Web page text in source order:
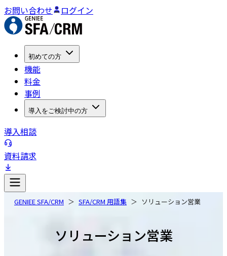
お問い合わせ ログイン
初めての方
機能
料金
事例
導入をご検討中の方
導入相談
資料請求
GENIEE SFA/CRM SFA/CRM 用語集 ソリューション営業
ソリューション営業